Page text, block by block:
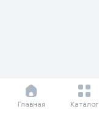
Главная Каталог